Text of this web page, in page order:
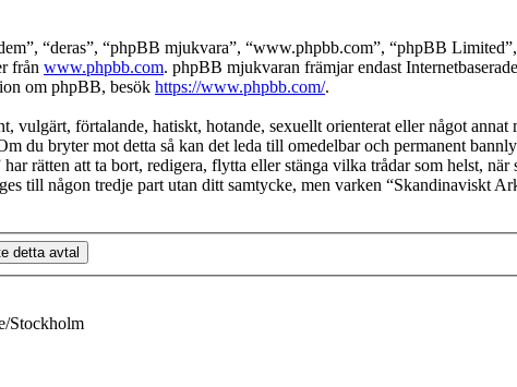
“deras”, “phpBB mjukvara”, “www.phpbb.com”, “phpBB
från www.phpbb.com. phpBB mjukvaran främjar endast
om phpBB, besök https://www.phpbb.com/.
vulgärt, förtalande, hatiskt, hotande, sexuellt orienterat eller något
du bryter mot detta så kan det leda till omedelbar och permanent
rätten att ta bort, redigera, flytta eller stänga vilka trådar som helst,
till någon tredje part utan ditt samtycke, men varken “Skandinaviskt
Stockholm